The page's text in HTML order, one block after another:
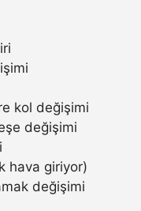
kol değişimi
değişimi
hava giriyor)
değişimi